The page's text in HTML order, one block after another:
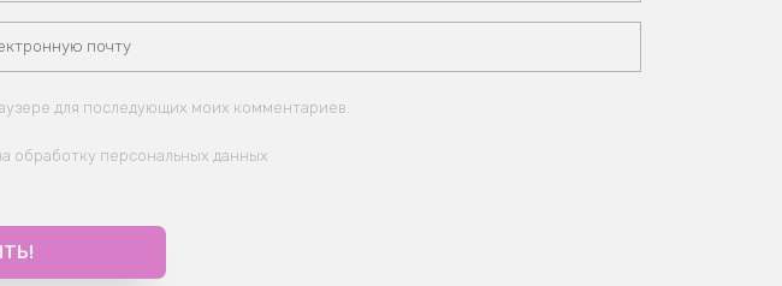
для последующих моих комментариев.
обработку персональных данных